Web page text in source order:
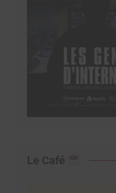
Le Café